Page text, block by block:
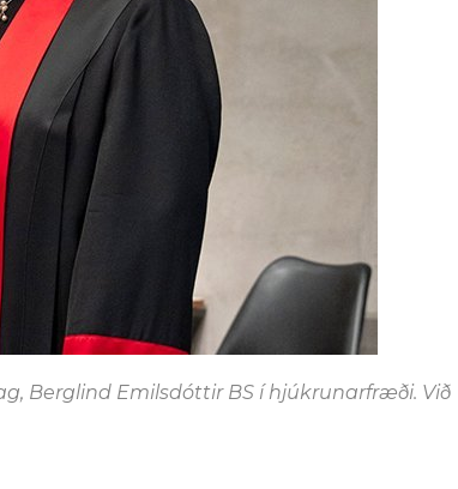
Berglind Emilsdóttir BS í hjúkrunarfræði. Við